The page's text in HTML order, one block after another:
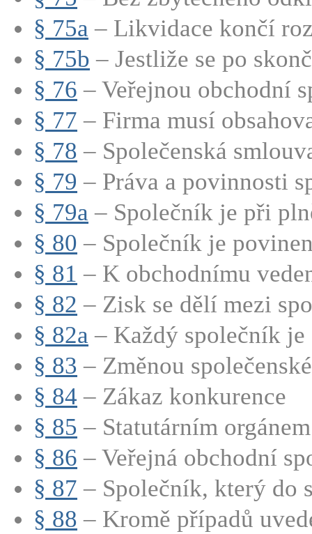
§ 75a – Likvidace končí
§ 75b – Jestliže se po
§ 76 – Veřejnou obchodní
§ 77 – Firma musí
§ 78 – Společenská
§ 79 – Práva a povinnosti
§ 79a – Společník je při
§ 80 – Společník je
§ 81 – K obchodnímu
§ 82 – Zisk se dělí mezi
§ 82a – Každý společník je
§ 83 – Změnou
§ 84 – Zákaz konkurence
§ 85 – Statutárním
§ 86 – Veřejná obchodní
§ 87 – Společník, který do
§ 88 – Kromě případů